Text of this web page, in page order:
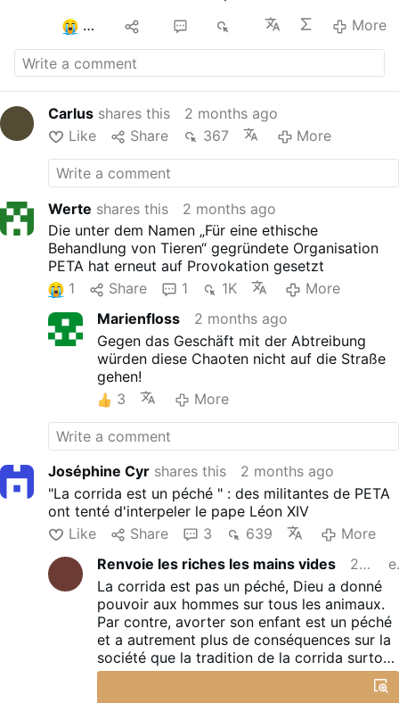
More
Carlus shares this
2 months ago
Like
Share 367 More
Werte shares this
2 months ago
Die unter dem Namen „Für eine ethische
Behandlung von Tieren“ gegründete Organisation
PETA hat erneut auf Provokation gesetzt
1
Share 1 1K
More
Marienfloss
2 months ago
Gegen das Geschäft mit der Abtreibung
würden diese Chaoten nicht auf die Straße
gehen!
3
More
Joséphine Cyr shares this
2 months ago
"La corrida est un péché " : des militantes de PETA
ont tenté d'interpeler le pape Léon XIV
Like
Share 3 639
More
Renvoie les riches les mains vides
2 months ago
La corrida est pas un péché, Dieu a donné
pouvoir aux hommes sur tous les animaux.
Par contre, avorter son enfant est un péché
et a autrement plus de conséquences sur la
société que la tradition de la corrida surtout
quand on voit la submersion migratoire en
cours pour les pays anciennement chrétien...